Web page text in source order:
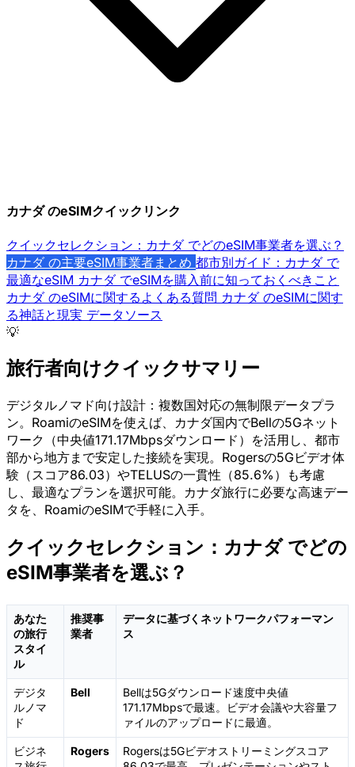
カナダ のeSIMクイックリンク
クイックセレクション：カナダ でどのeSIM事業者を選ぶ？
カナダ の主要eSIM事業者まとめ 都市別ガイド：カナダ で
最適なeSIM カナダ でeSIMを購入前に知っておくべきこと
カナダ のeSIMに関するよくある質問 カナダ のeSIMに関す
る神話と現実 データソース
💡
旅行者向けクイックサマリー
デジタルノマド向け設計：複数国対応の無制限データプラ
ン。RoamiのeSIMを使えば、カナダ国内でBellの5Gネット
ワーク（中央値171.17Mbpsダウンロード）を活用し、都市
部から地方まで安定した接続を実現。Rogersの5Gビデオ体
験（スコア86.03）やTELUSの一貫性（85.6%）も考慮
し、最適なプランを選択可能。カナダ旅行に必要な高速デー
タを、RoamiのeSIMで手軽に入手。
クイックセレクション：カナダ でどの
eSIM事業者を選ぶ？
あなた
の旅行
スタイ
ル
推奨事
業者
データに基づくネットワークパフォーマン
ス
デジタ
ルノマ
ド
Bell
Bellは5Gダウンロード速度中央値
171.17Mbpsで最速。ビデオ会議や大容量フ
ァイルのアップロードに最適。
ビジネ
Rogers
Rogersは5Gビデオストリーミングスコア